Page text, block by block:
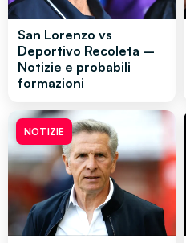
San Lorenzo vs
Deportivo Recoleta –
Notizie e probabili
formazioni
NOTIZIE